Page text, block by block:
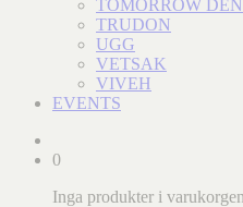
TOMORROW
TRUDON
UGG
VETSAK
VIVEH
EVENTS
0
Inga produkter i